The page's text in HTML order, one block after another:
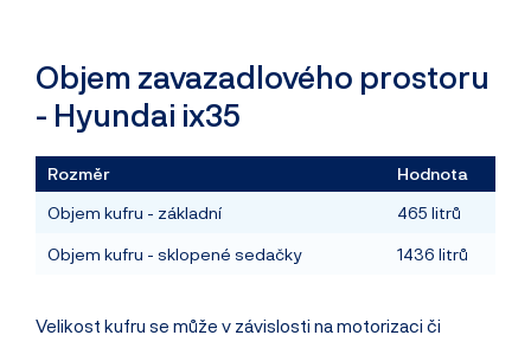
Objem zavazadlového prostoru
- Hyundai ix35
Rozměr
Hodnota
Objem kufru - základní
465 litrů
Objem kufru - sklopené sedačky 1436 litrů
Velikost kufru se může v závislosti na motorizaci či